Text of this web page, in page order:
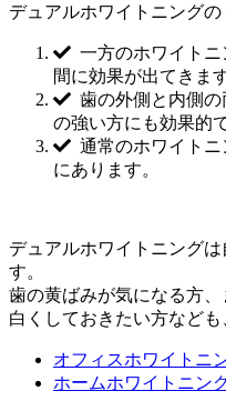
デュアルホワイトニング
一方のホワイト
間に効果が出てきます
歯の外側と内側
の強い方にも効果的
通常のホワイト
にあります。
デュアルホワイトニングは
す。
歯の黄ばみが気になる方
白くしておきたい方なども
オフィスホワイトニ
ホームホワイトニン